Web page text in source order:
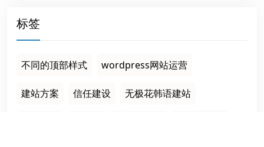
标签
不同的顶部样式 wordpress网站运营
建站方案 信任建设 无极花韩语建站